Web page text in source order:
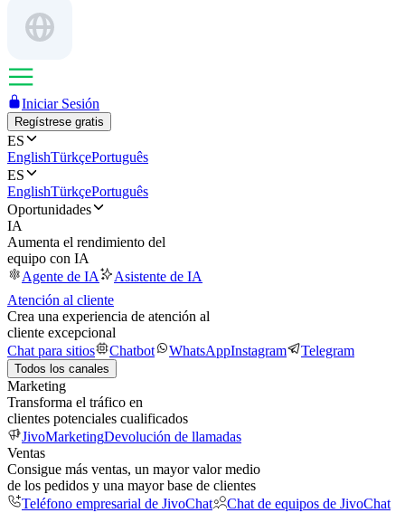
Iniciar Sesión
Regístrese gratis
ES
EnglishTürkçePortuguês
ES
EnglishTürkçePortuguês
Oportunidades
IA
Aumenta el rendimiento del
equipo con IA
Agente de IA
Asistente de IA
Atención al cliente
Crea una experiencia de atención al
cliente excepcional
Chat para sitios
Chatbot WhatsAppInstagram Telegram
Todos los canales
Marketing
Transforma el tráfico en
clientes potenciales cualificados
JivoMarketingDevolución de llamadas
Ventas
Consigue más ventas, un mayor valor medio
de los pedidos y una mayor base de clientes
Teléfono empresarial de JivoChat
Chat de equipos de JivoChat